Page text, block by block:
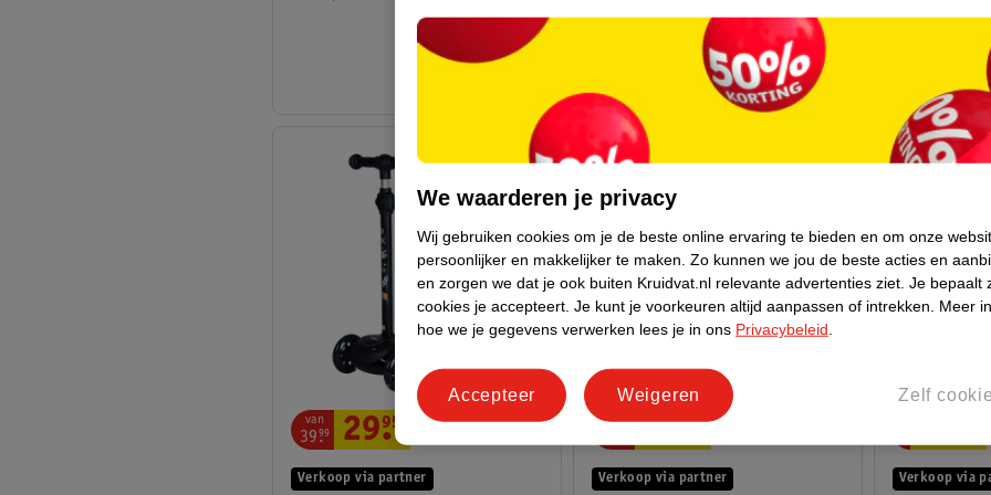
Verkoop via partner
van
39.
99 29.
95
Verkoop via partner
van 44.
95
Verkoop via
We waarderen je privacy
Wij gebruiken cookies om je de beste online ervaring te bieden en om onze
persoonlijker en makkelijker te maken. Zo kunnen we jou de beste acties en
en zorgen we dat je ook buiten Kruidvat.nl relevante advertenties ziet. Je bepaalt
cookies je accepteert. Je kunt je voorkeuren altijd aanpassen of intrekken.
Meer
hoe we je gegevens verwerken lees je in ons Privacybeleid
Zelf
Weigeren
Accepteer